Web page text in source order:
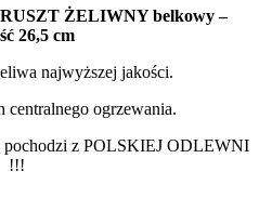
RUSZT ŻELIWNY belkowy –
26,5 cm
najwyższej jakości.
centralnego ogrzewania.
z POLSKIEJ ODLEWNI
!!!